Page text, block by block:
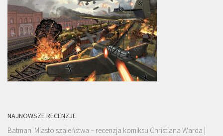
NAJNOWSZE RECENZJE
Batman. Miasto szaleństwa – recenzja komiksu Christiana Warda |